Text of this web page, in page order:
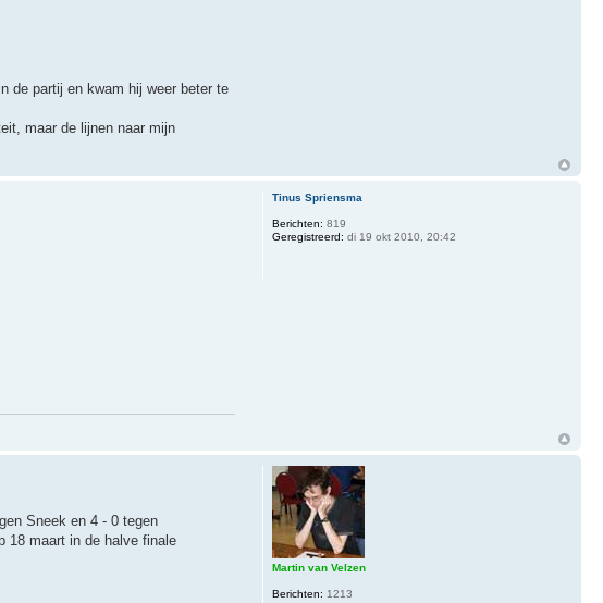
de partij en kwam hij weer beter te
maar de lijnen naar mijn
Tinus Spriensma
Berichten: 819
Geregistreerd: di 19 okt 2010, 20:42
Sneek en 4 - 0 tegen
18 maart in de halve finale
Martin van Velzen
Berichten: 1213